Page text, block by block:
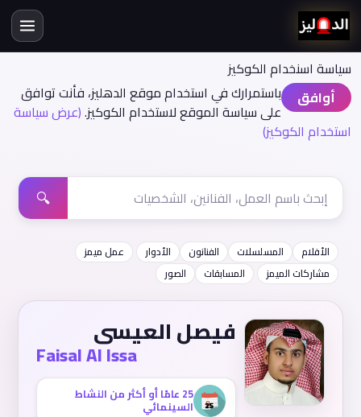
سياسة اسنخدام الكوكيز
أوافق
باستمرارك في استخدام موقع الدهليز، فأنت توافق
على سياسة الموقع لاستخدام الكوكيز.(عرض سياسة
استخدام الكوكيز)
🔍
الأفلام المسلسلات الفنانون الأدوار
عمل ميمز
مشاركات الميمز
المسابقات الصور
فيصل العيسى
Faisal Al Issa
25 عامًا أو أكثر من النشاط
السينمائي